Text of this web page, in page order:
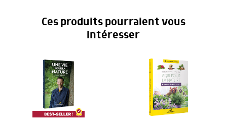
Ces produits pourraient vous
intéresser